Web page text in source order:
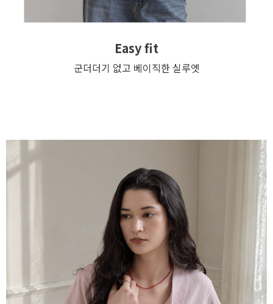
Easy fit
군더더기 없고 베이직한 실루엣